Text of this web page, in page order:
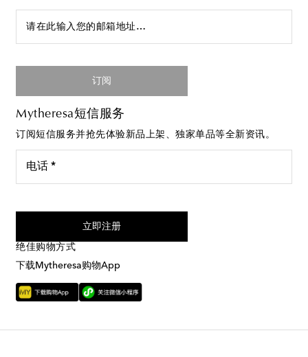
请在此输入您的邮箱地址…
订阅
Mytheresa短信服务
订阅短信服务并抢先体验新品上架、独家单品等全新资讯。
电话 *
立即注册
绝佳购物方式
下载Mytheresa购物App